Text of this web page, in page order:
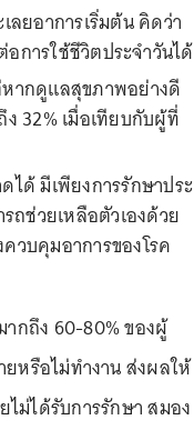
ลยอาการเริ่มต้น คิดว่า
การใช้ชีวิตประจำวันได้
ากดูแลสุขภาพอย่างดี
32% เมื่อเทียบกับผู้ที่
ได้ มีเพียงการรักษาประ
ช่วยเหลือตัวเองด้วย
วบคุมอาการของโรค
กถึง 60-80% ของผู้
หรือไม่ทำงาน ส่งผลให้
ม่ได้รับการรักษา สมอง